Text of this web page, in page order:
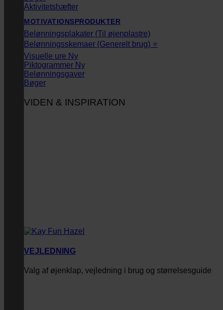
Aktivitetshæfter
MOTIVATIONSPRODUKTER
Belønningsplakater (Til øjenplastre)
Belønningsskemaer (Generelt brug) ⭐
Visuelle ure
Piktogrammer
Belønningsgaver
Bøger
VIDEN & INSPIRATION
VEJLEDNING
Valg af øjenklap, vejledning i brug og størrelsesguide